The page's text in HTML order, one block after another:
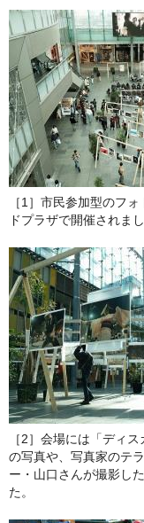
［1］市民参加型のフ
ドプラザで開催されまし
［2］会場には「ディ
の写真や、写真家のテ
ー・山口さんが撮影し
た。